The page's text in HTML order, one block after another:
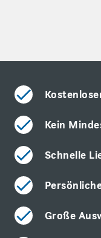
Kein
Schnelle
Große